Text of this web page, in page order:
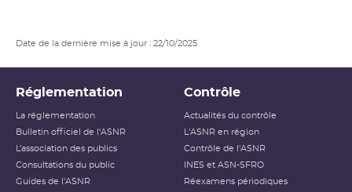
Date de la dernière mise à jour : 22/10/2025
Réglementation
La réglementation
Bulletin officiel de l'ASNR
L’association des publics
Consultations du public
Guides de l'ASNR
Contrôle
Actualités du contrôle
L'ASNR en région
Contrôle de l'ASNR
INES et ASN-SFRO
Réexamens périodiques